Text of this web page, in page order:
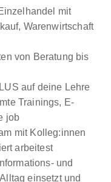
mit
Warenwirtschaft
von Beratung bis
auf deine Lehre
Trainings, E-
job
mit Kolleg:innen
arbeitest
und
einsetzt und